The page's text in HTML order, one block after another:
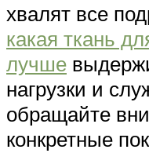
хвалят все
какая ткань
лучше
нагрузки и
обращайте
конкретные